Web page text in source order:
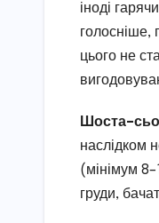
іноді
голосніше,
цього не
наслідком
(мінімум
груди,